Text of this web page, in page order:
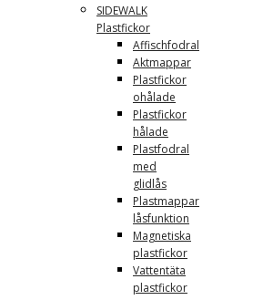
SIDEWALK
Plastfickor
Affischfodral
Aktmappar
Plastfickor
ohålade
Plastfickor
hålade
Plastfodral
med
glidlås
Plastmappar
låsfunktion
Magnetiska
plastfickor
Vattentäta
plastfickor